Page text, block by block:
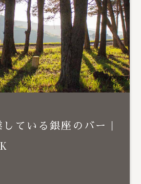
ている銀座のバー｜